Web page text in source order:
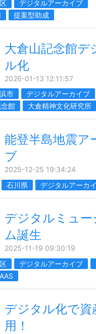
デジタルアーカイブ
提案型助成
大倉山記念館デ
ル化
2026-01-13 12:11:57
市
デジタルアーカイブ
館
大倉精神文化研究所
能登半島地震ア
ブ
2025-12-25 19:34:24
石川県 デジタルアーカ
デジタルミュー
ム誕生
2025-11-19 09:30:19
デジタルアーカイブ
デジタル化で資
用！